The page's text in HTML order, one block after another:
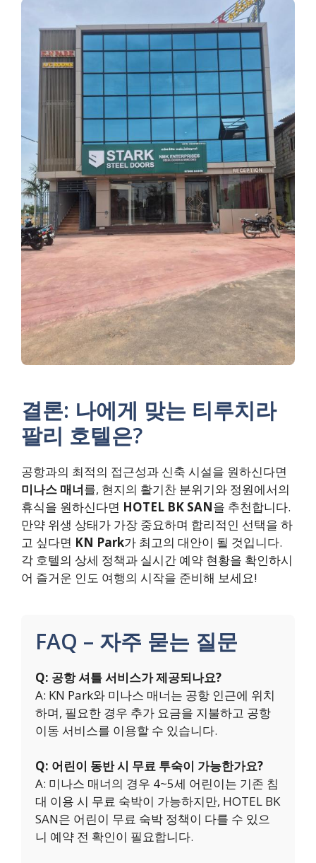
결론: 나에게 맞는 티루치라
팔리 호텔은?
공항과의 최적의 접근성과 신축 시설을 원하신다면
미나스 매너를, 현지의 활기찬 분위기와 정원에서의
휴식을 원하신다면 HOTEL BK SAN을 추천합니다.
만약 위생 상태가 가장 중요하며 합리적인 선택을 하
고 싶다면 KN Park가 최고의 대안이 될 것입니다.
각 호텔의 상세 정책과 실시간 예약 현황을 확인하시
어 즐거운 인도 여행의 시작을 준비해 보세요!
FAQ – 자주 묻는 질문
Q: 공항 셔틀 서비스가 제공되나요?
A: KN Park와 미나스 매너는 공항 인근에 위치
하며, 필요한 경우 추가 요금을 지불하고 공항
이동 서비스를 이용할 수 있습니다.
Q: 어린이 동반 시 무료 투숙이 가능한가요?
A: 미나스 매너의 경우 4~5세 어린이는 기존 침
대 이용 시 무료 숙박이 가능하지만, HOTEL BK
SAN은 어린이 무료 숙박 정책이 다를 수 있으
니 예약 전 확인이 필요합니다.